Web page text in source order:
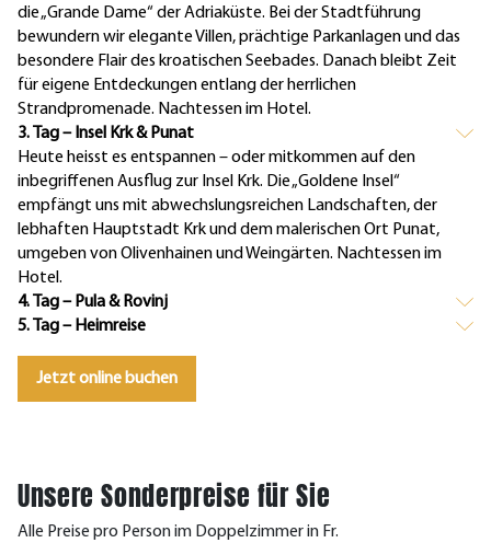
die „Grande Dame“ der Adriaküste. Bei der Stadtführung
bewundern wir elegante Villen, prächtige Parkanlagen und das
besondere Flair des kroatischen Seebades. Danach bleibt Zeit
für eigene Entdeckungen entlang der herrlichen
Strandpromenade. Nachtessen im Hotel.
3. Tag – Insel Krk & Punat
Heute heisst es entspannen – oder mitkommen auf den
inbegriffenen Ausflug zur Insel Krk. Die „Goldene Insel“
empfängt uns mit abwechslungsreichen Landschaften, der
lebhaften Hauptstadt Krk und dem malerischen Ort Punat,
umgeben von Olivenhainen und Weingärten. Nachtessen im
Hotel.
4. Tag – Pula & Rovinj
5. Tag – Heimreise
Jetzt online buchen
Unsere Sonderpreise für Sie
Alle Preise pro Person im Doppelzimmer in Fr.